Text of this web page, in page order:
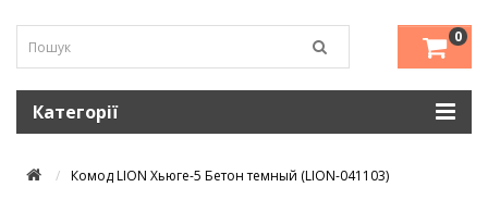
0
Категорії
Комод LION Хьюге-5 Бетон темный (LION-041103)